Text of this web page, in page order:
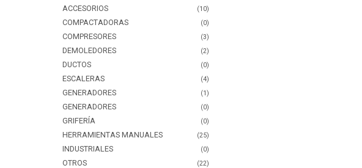
ACCESORIOS (10)
COMPACTADORAS (0)
COMPRESORES (3)
DEMOLEDORES (2)
DUCTOS (0)
ESCALERAS (4)
GENERADORES (1)
GENERADORES (0)
GRIFERÍA (0)
HERRAMIENTAS MANUALES (25)
INDUSTRIALES (0)
OTROS (22)